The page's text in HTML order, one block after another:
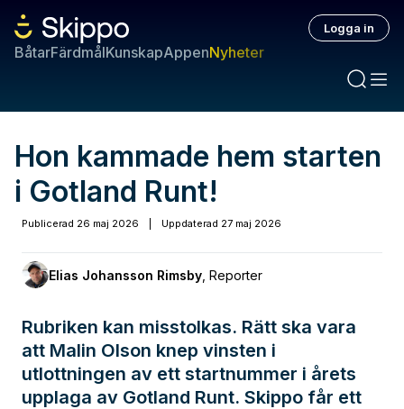
BåtarFärdmålKunskapAppenNyheter
Logga in
Hon kammade hem starten
i Gotland Runt!
Publicerad 26 maj 2026 Uppdaterad 27 maj 2026
Elias Johansson Rimsby Reporter
Rubriken kan misstolkas. Rätt ska vara
att Malin Olson knep vinsten i
utlottningen av ett startnummer i årets
upplaga av Gotland Runt. Skippo får ett